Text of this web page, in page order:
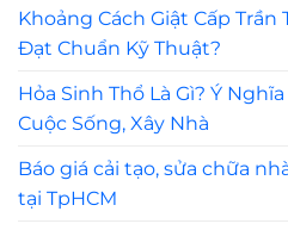
Khoảng Cách Giật Cấp Trần
Đạt Chuẩn Kỹ Thuật?
Hỏa Sinh Thổ Là Gì? Ý
Cuộc Sống, Xây Nhà
Báo giá cải tạo, sửa chữa
tại TpHCM